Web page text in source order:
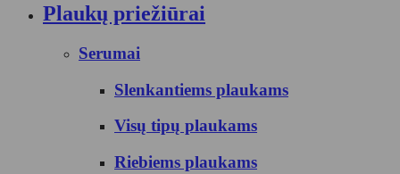
Plaukų priežiūrai
Serumai
Slenkantiems plaukams
Visų tipų plaukams
Riebiems plaukams